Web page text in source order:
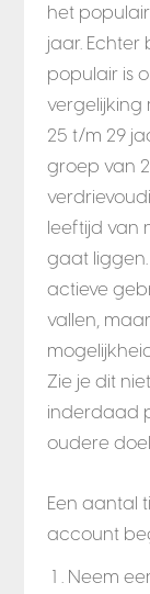
het
jaar.
populair is
25 t/m 29
groep van
leeftijd van
gaat
actieve
vallen,
Zie je dit
inderdaad
oudere
Een aantal
account
Neem